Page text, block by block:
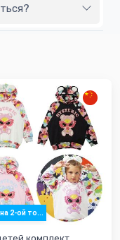
на 2-ой то...